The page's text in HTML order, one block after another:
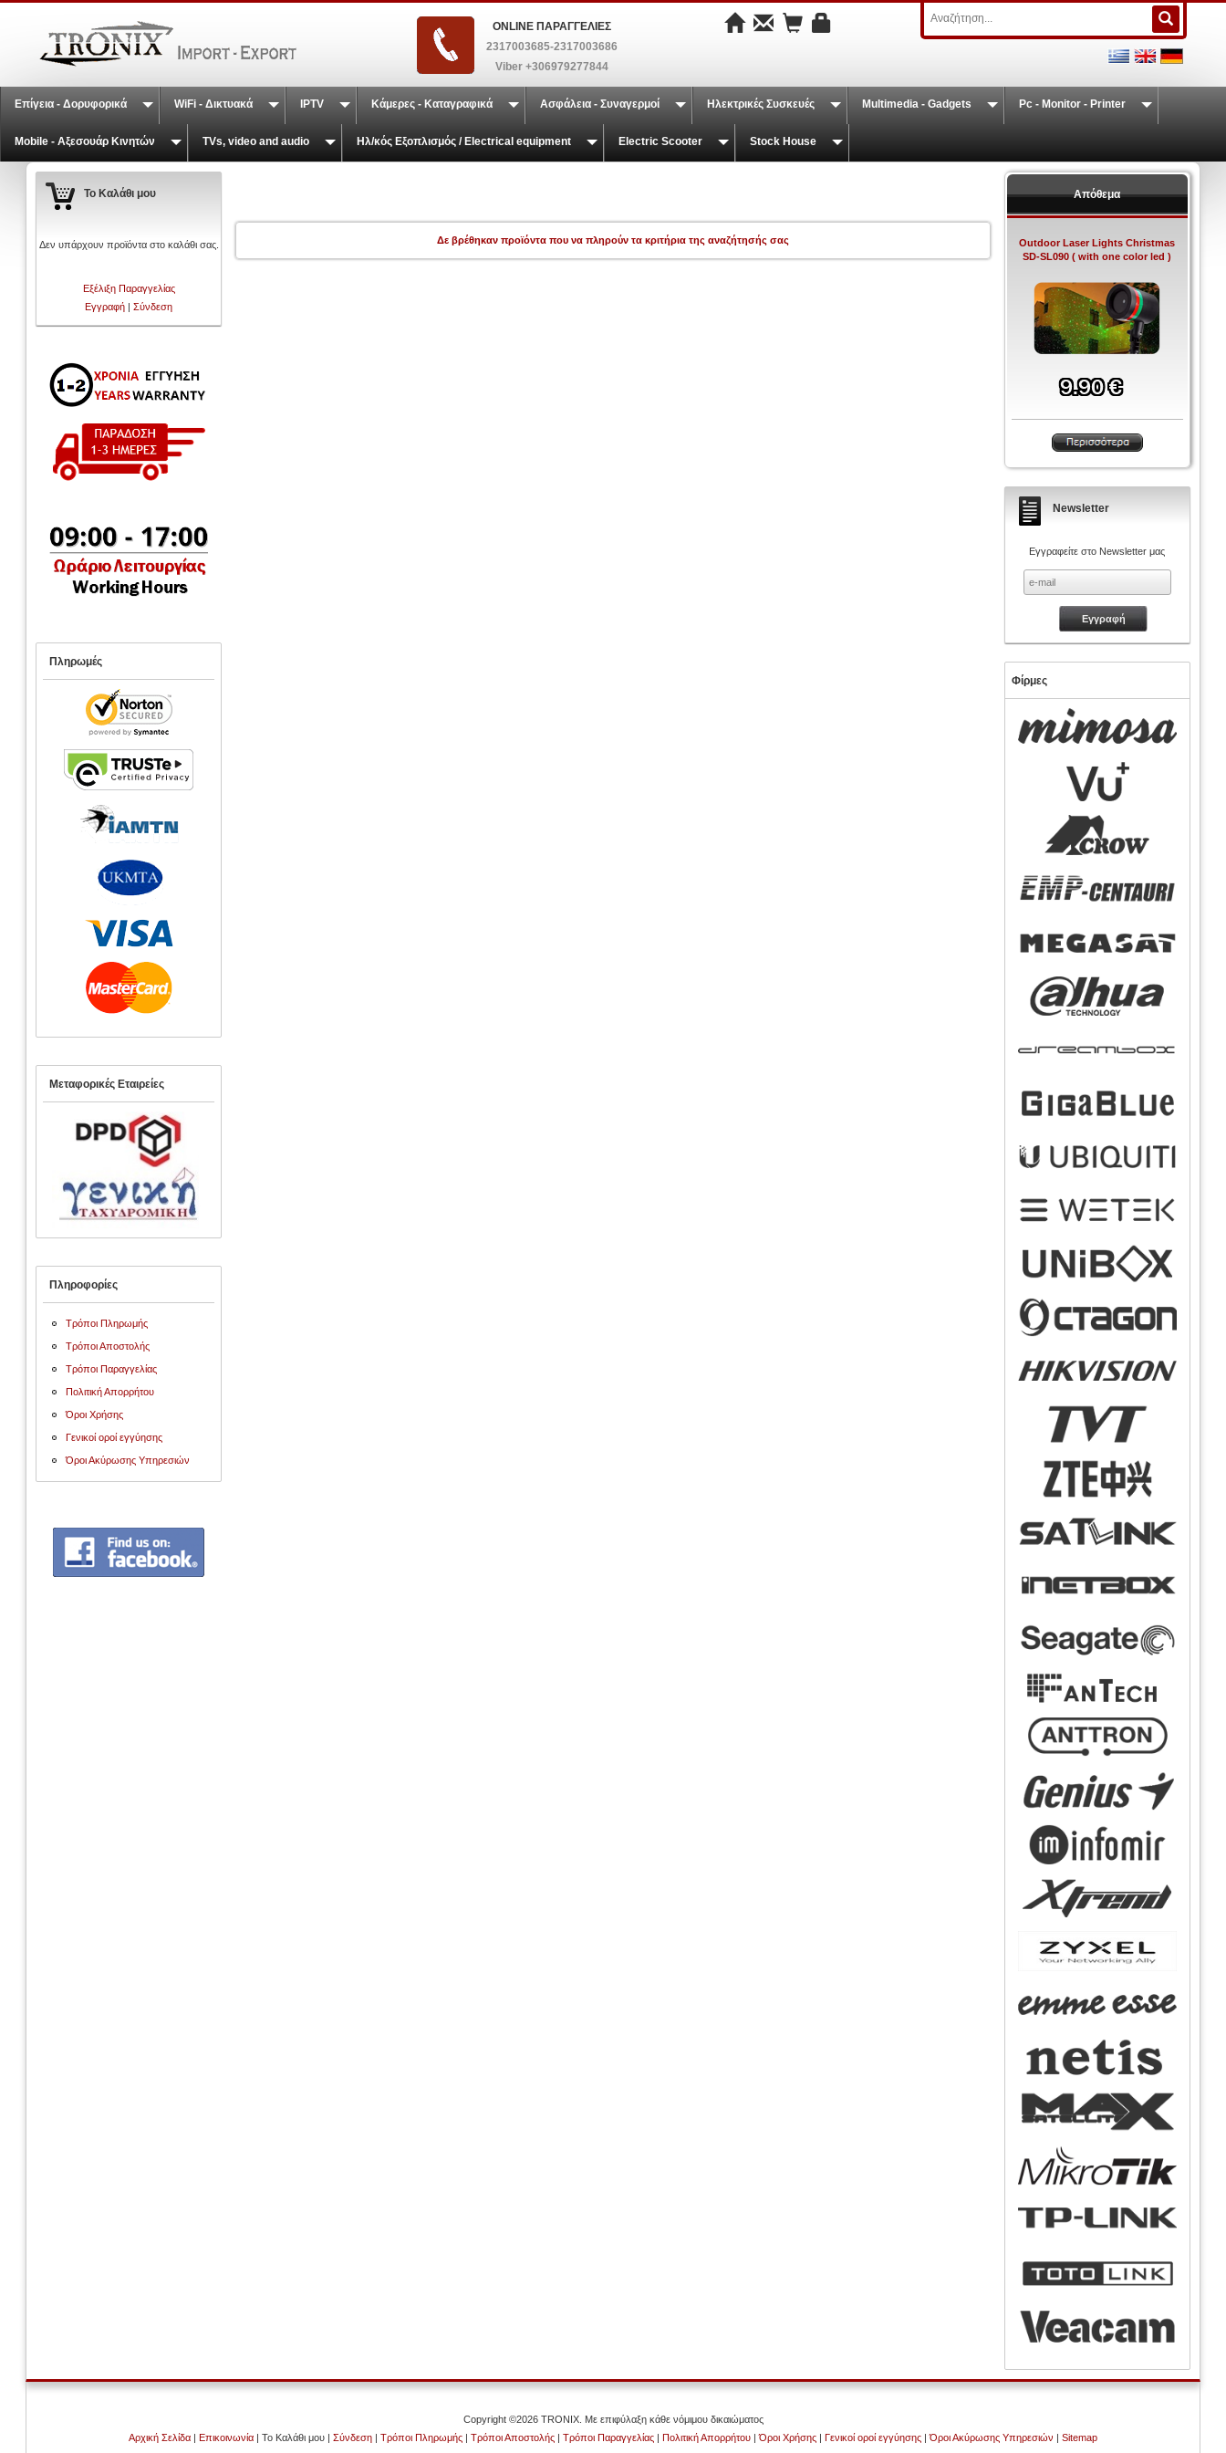
ONLINE ΠΑΡΑΓΓΕΛΙΕΣ
2317003685-2317003686
Viber +306979277844
Επίγεια - Δορυφορικά WiFi - Δικτυακά IPTV Κάμερες - Καταγραφικά Ασφάλεια - Συναγερμοί Ηλεκτρικές Συσκευές Multimedia - Gadgets Pc - Monitor - Printer
Mobile - Αξεσουάρ Κινητών TVs, video and audio Ηλ/κός Εξοπλισμός / Electrical equipment Electric Scooter Stock House
Το Καλάθι μου
Δεν υπάρχουν προϊόντα στο καλάθι σας.
Εξέλιξη Παραγγελίας
Εγγραφή |Σύνδεση
Πληρωμές
Μεταφορικές Εταιρείες
Πληροφορίες
Τρόποι Πληρωμής
Τρόποι Αποστολής
Τρόποι Παραγγελίας
Πολιτική Απορρήτου
Όροι Χρήσης
Γενικοί οροί εγγύησης
Όροι Ακύρωσης Υπηρεσιών
Δε βρέθηκαν προϊόντα που να πληρούν τα κριτήρια της αναζήτησής σας
Απόθεμα
Outdoor Laser Lights Christmas
SD-SL090 ( with one color led )
Newsletter
Εγγραφείτε στο Newsletter μας
Φίρμες
Copyright ©2026 TRONIX. Με επιφύλαξη κάθε νόμιμου δικαιώματος
Αρχική Σελίδα | Επικοινωνία | Το Καλάθι μου | Σύνδεση | Τρόποι Πληρωμής | Τρόποι Αποστολής | Τρόποι Παραγγελίας | Πολιτική Απορρήτου |Όροι Χρήσης | Γενικοί οροί εγγύησης |Όροι Ακύρωσης Υπηρεσιών | Sitemap